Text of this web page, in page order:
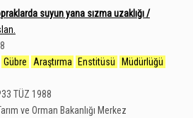
suyun yana sızma uzaklığı /
Gübre Araştırma Enstitüsü
Müdürlüğü
TÜZ 1988
ve Orman Bakanlığı Merkez